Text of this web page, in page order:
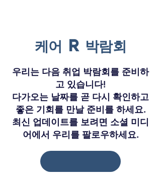
케어 R 박람회
우리는 다음 취업 박람회를 준비하
고 있습니다!​
다가오는 날짜를 곧 다시 확인하고
좋은 기회를 만날 준비를 하세요.
최신 업데이트를 보려면 소셜 미디
어에서 우리를 팔로우하세요.